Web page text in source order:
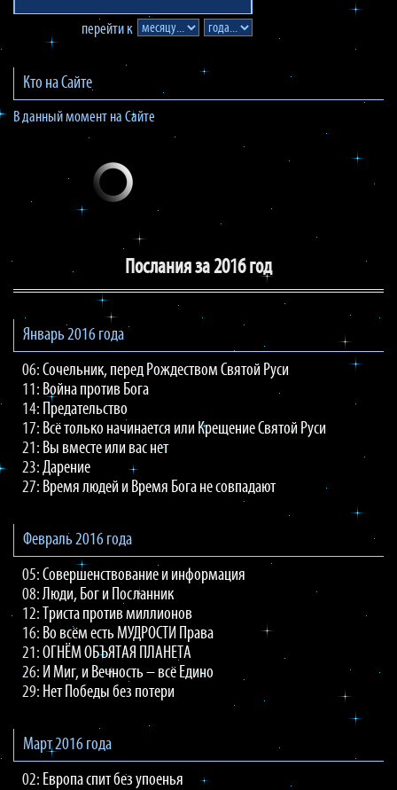
перейти к
Кто на Сайте
В данный момент на Сайте
Послания за 2016 год
Январь 2016 года
06: Сочельник, перед Рождеством Святой Руси
11: Война против Бога
14: Предательство
17: Всё только начинается или Крещение Святой Руси
21: Вы вместе или вас нет
23: Дарение
27: Время людей и Время Бога не совпадают
Февраль 2016 года
05: Совершенствование и информация
08: Люди, Бог и Посланник
12: Триста против миллионов
16: Во всём есть МУДРОСТИ Права
21: ОГНЁМ ОБЪЯТАЯ ПЛАНЕТА
26: И Миг, и Вечность – всё Едино
29: Нет Победы без потери
Март 2016 года
02: Европа спит без упоенья